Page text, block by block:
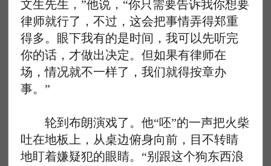
文生先生，”他说，“你只需要告诉我你想要
律师就行了，不过，这会把事情弄得郑重
得多。眼下我有的是时间，我可以先听完
你的话，才做出决定。但如果有律师在
场，情况就不一样了，我们就得按章办
事。”
轮到布朗演戏了。他“呸”的一声把火柴
吐在地板上，从桌边俯身向前，目不转睛
地盯着嫌疑犯的眼睛。“别跟这个狗东西浪